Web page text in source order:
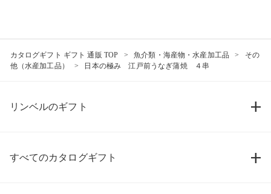
カタログギフト ギフト 通販 TOP 魚介類・海産物・水産加工品
その
他（水産加工品）
日本の極み 江戸前うなぎ蒲焼 ４串
リンベルのギフト
すべてのカタログギフト